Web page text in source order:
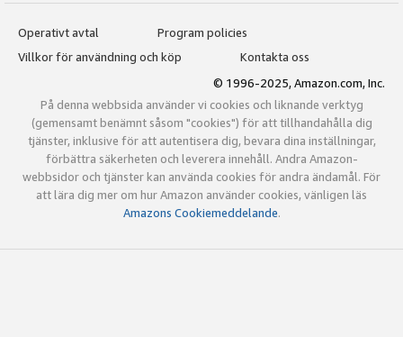
Operativt avtal
Program policies
Villkor för användning och köp
Kontakta oss
© 1996-2025, Amazon.com, Inc.
På denna webbsida använder vi cookies och liknande verktyg
(gemensamt benämnt såsom "cookies") för att tillhandahålla dig
tjänster, inklusive för att autentisera dig, bevara dina inställningar,
förbättra säkerheten och leverera innehåll. Andra Amazon-
webbsidor och tjänster kan använda cookies för andra ändamål. För
att lära dig mer om hur Amazon använder cookies, vänligen läs
Amazons Cookiemeddelande.